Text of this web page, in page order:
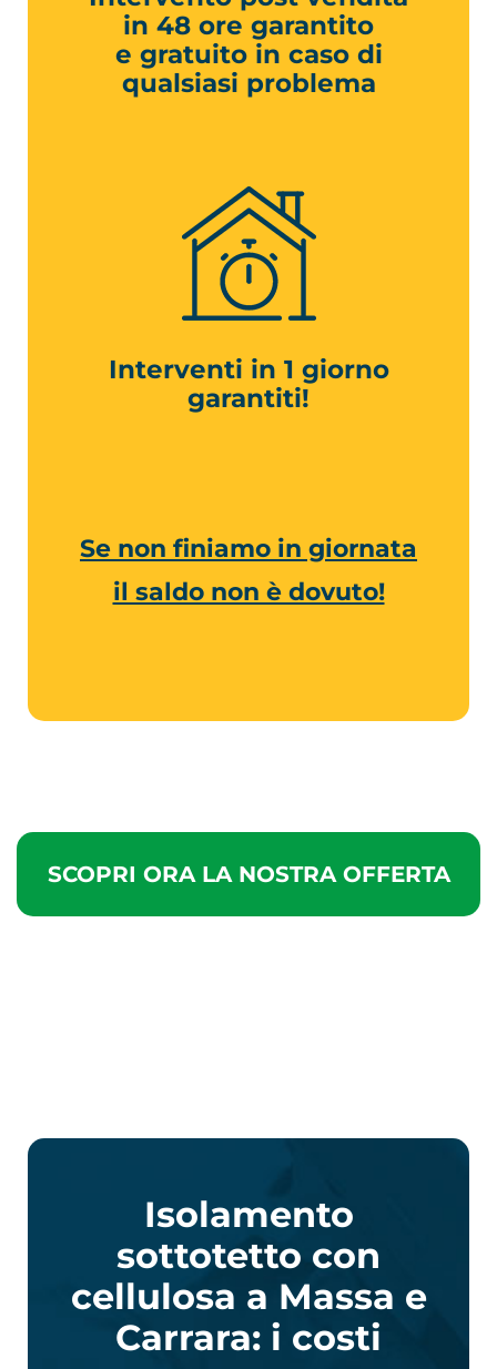
in 48 ore garantito
e gratuito in caso di
qualsiasi problema
Interventi in 1 giorno
garantiti!
Se non finiamo in giornata
il saldo non è dovuto!
SCOPRI ORA LA NOSTRA OFFERTA
Isolamento
sottotetto con
cellulosa a Massa e
Carrara: i costi